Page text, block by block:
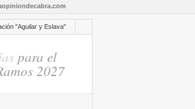
"Aguilar y Eslava"
para el
2027